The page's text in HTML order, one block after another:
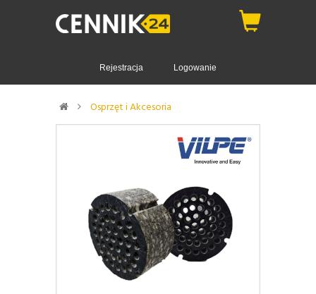
Rejestracja Logowanie
Osprzęt i Akcesoria